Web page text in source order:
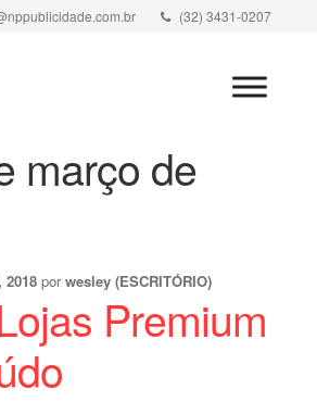
(32) 3431-0207
março de
2018 porwesley (ESCRITÓRIO)
Premium